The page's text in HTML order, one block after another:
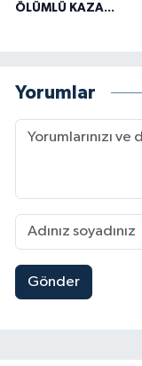
ÖLÜMLÜ KAZA...
Yorumlar
Gönder